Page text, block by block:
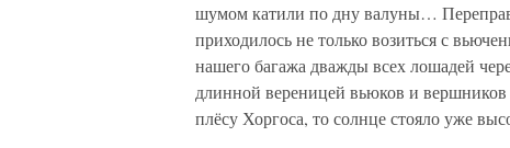
шумом катили по дну валуны…
приходилось не только возиться с
нашего багажа дважды всех лошадей
длинной вереницей вьюков и
плёсу Хоргоса, то солнце стояло уже